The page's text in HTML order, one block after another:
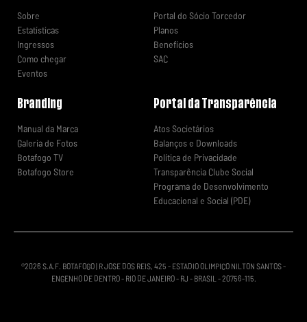
Sobre
Estatísticas
Ingressos
Como chegar
Eventos
Portal do Sócio Torcedor
Planos
Benefícios
SAC
Branding
Manual da Marca
Galeria de Fotos
Botafogo TV
Botafogo Store
Portal da Transparência
Atos Societários
Balanços e Downloads
Política de Privacidade
Transparência Clube Social
Programa de Desenvolvimento
Educacional e Social (PDE)
®2026 S.A.F. BOTAFOGO | R JOSE DOS REIS, 425 - ESTADIO OLIMPICO NILTON SANTOS -
ENGENHO DE DENTRO - RIO DE JANEIRO - RJ - BRASIL - 20756-115.